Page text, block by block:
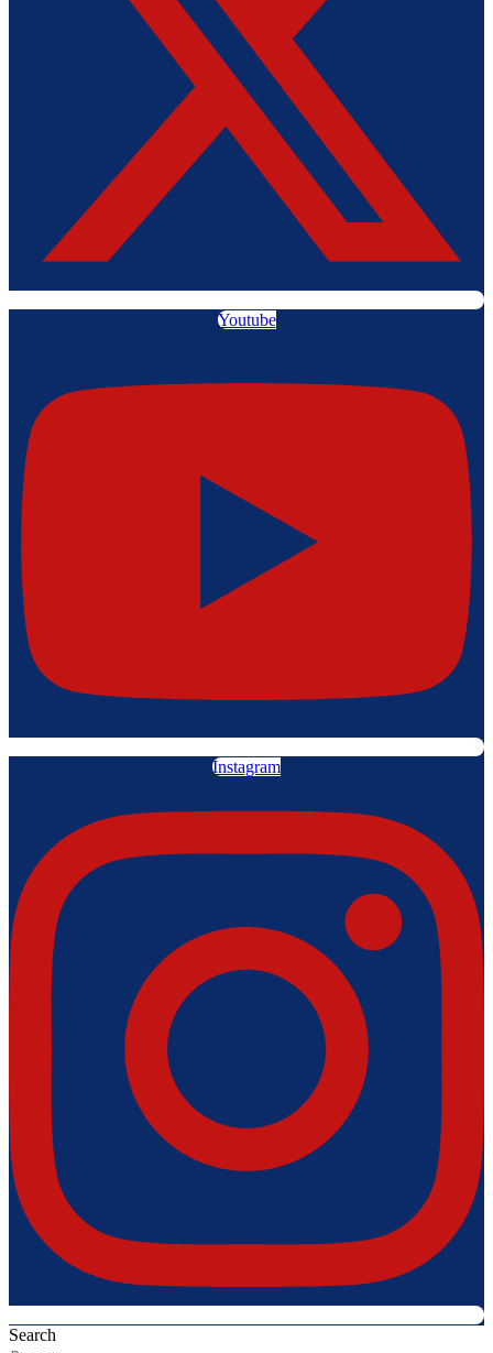
Youtube
Instagram
Search